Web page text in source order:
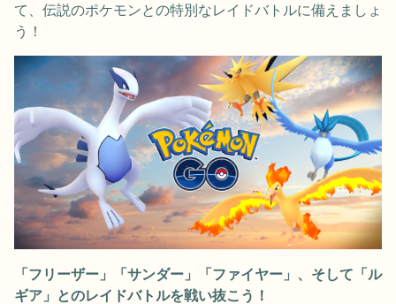
て、伝説のポケモンとの特別なレイドバトルに備えましょ
う！
「フリーザー」「サンダー」「ファイヤー」、そして「ル
ギア」とのレイドバトルを戦い抜こう！